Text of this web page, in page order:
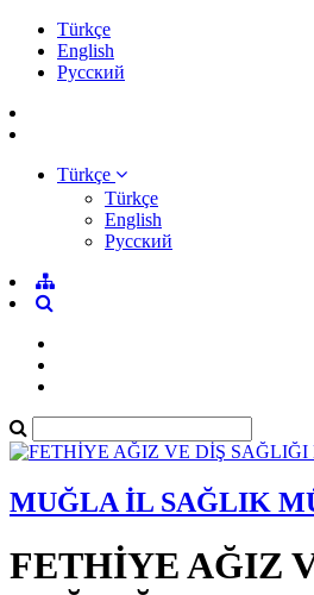
Türkçe
English
Pусский
Türkçe
Türkçe
English
Pусский
MUĞLA İL SAĞLIK
FETHİYE AĞIZ